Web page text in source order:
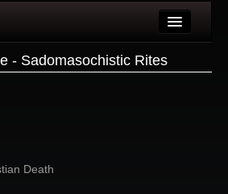
- Sadomasochistic Rites
Death